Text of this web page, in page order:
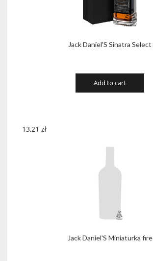
Jack Daniel'S Sinatra Select
Add to cart
Jack Daniel'S Miniaturka fire
13,21 zł